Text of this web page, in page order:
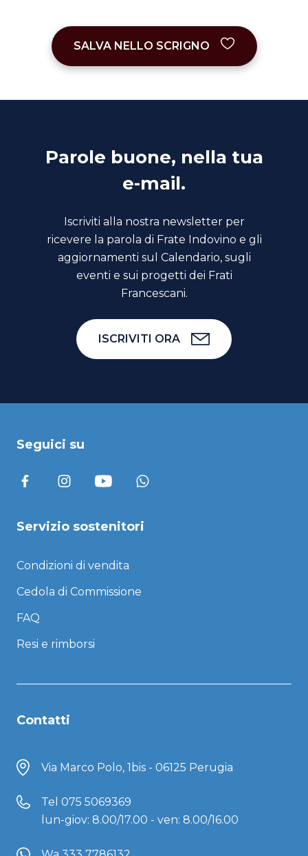
SALVA NELLO SCRIGNO
Parole buone, nella tua
e-mail.
Iscriviti alla nostra newsletter per
ricevere la parola di Frate Indovino e gli
aggiornamenti sul Calendario, sugli
eventi e sui progetti dei Frati
Francescani.
ISCRIVITI ORA
Seguici su
Servizio sostenitori
Condizioni di vendita
Cedola di Commissione
FAQ
Resi e rimborsi
Contatti
Via Marco Polo, 1bis - 06125 Perugia
Tel 075 5069369
lun-giov: 8.00/17.00 - ven: 8.00/16.00